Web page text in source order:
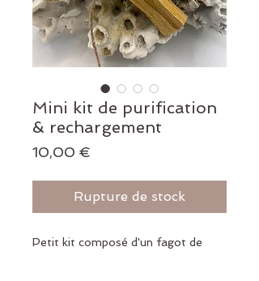
Mini kit de purification
& rechargement
10,00 €
Rupture de stock
Petit kit composé d'un fagot de